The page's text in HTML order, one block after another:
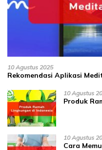
10 Agustus 2025
Rekomendasi Aplikasi
10 Agustus
Produk
10 Agustus
Cara